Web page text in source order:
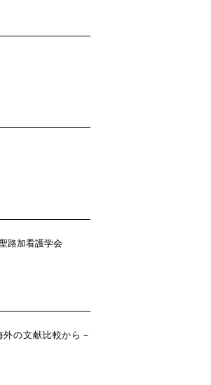
路加看護学会
の文献比較から－